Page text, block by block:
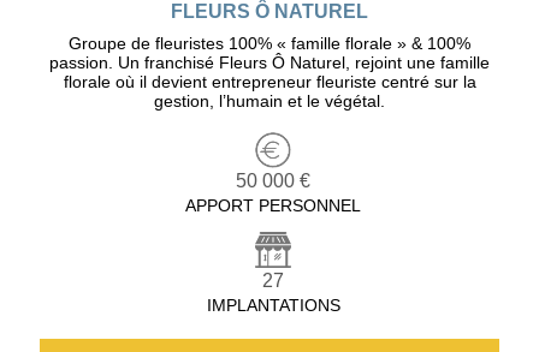
FLEURS Ô NATUREL
Groupe de fleuristes 100% « famille florale » & 100%
passion. Un franchisé Fleurs Ô Naturel, rejoint une famille
florale où il devient entrepreneur fleuriste centré sur la
gestion, l’humain et le végétal.
50 000 €
APPORT PERSONNEL
27
IMPLANTATIONS